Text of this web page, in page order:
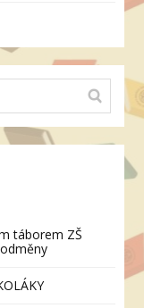
táborem ZŠ